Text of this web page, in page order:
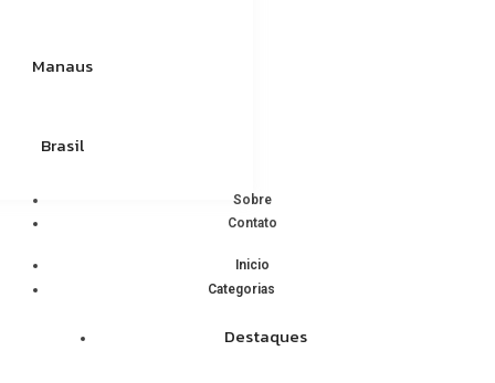
Manaus
Brasil
Sobre
Contato
Inicio
Categorias
Destaques